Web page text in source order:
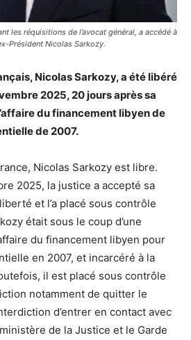
les réquisitions de l’avocat général, a accédé à
Président Nicolas Sarkozy.
Nicolas Sarkozy, a été libéré
2025, 20 jours après sa
du financement libyen de
de 2007.
Nicolas Sarkozy est libre.
2025, la justice a accepté sa
et l’a placé sous contrôle
était sous le coup d’une
du financement libyen pour
en 2007, et incarcéré à la
il est placé sous contrôle
notamment de quitter le
d’entrer en contact avec
de la Justice et le Garde